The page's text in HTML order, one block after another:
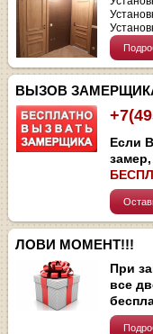
ВЫЗОВ
Если
ЛОВИ МОМЕНТ!!!
При
все